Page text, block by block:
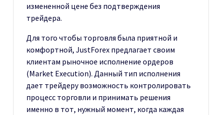
измененной цене без подтверждения
трейдера.
Для того чтобы торговля была приятной и
комфортной, JustForex предлагает своим
клиентам рыночное исполнение ордеров
(Market Execution). Данный тип исполнения
дает трейдеру возможность контролировать
процесс торговли и принимать решения
именно в тот, нужный момент, когда каждая